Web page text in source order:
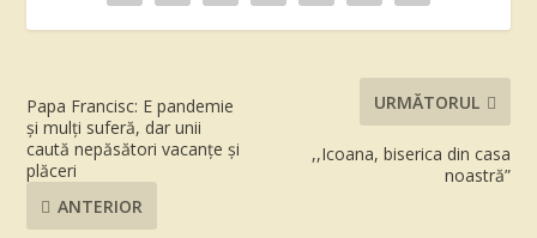
Papa Francisc: E pandemie
și mulți suferă, dar unii
caută nepăsători vacanțe și
plăceri
ANTERIOR
URMĂTORUL
,,Icoana, biserica din casa
noastră”